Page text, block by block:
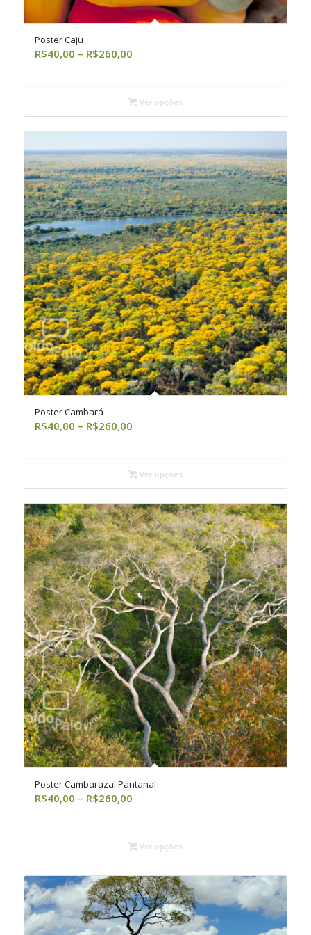
Poster Caju
R$40,00 – R$260,00Faixa
R$40,00
através
Ver opções
Poster Cambará
R$40,00 – R$260,00Faixa
R$40,00
através
R$260,00
Ver opções
Poster Cambarazal Pantanal
R$40,00 – R$260,00Faixa
R$40,00
através
R$260,00
Ver opções